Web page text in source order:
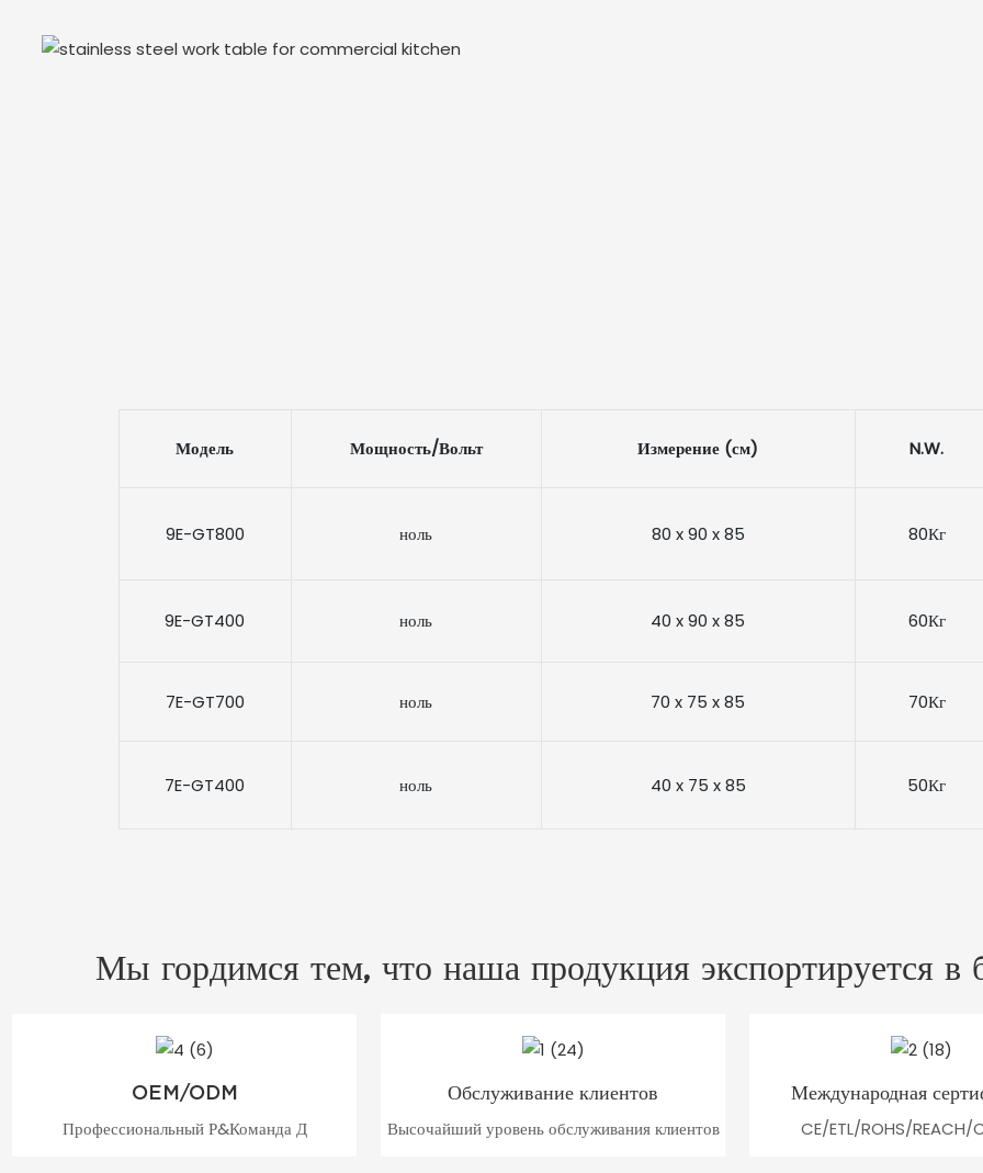
Модель Мощность/Вольт Измерение (см) N.W.
9E-GT800 ноль 80 x 90 x 85 80Кг
9E-GT400 ноль 40 x 90 x 85 60Кг
7E-GT700 ноль 70 x 75 x 85 70Кг
7E-GT400 ноль 40 x 75 x 85 50Кг
Мы гордимся тем, что наша продукция экспортируется в
OEM/ODM
Профессиональный Р&Команда Д
Обслуживание клиентов
Высочайший уровень обслуживания клиентов
Международная
CE/ETL/ROHS/REACH/